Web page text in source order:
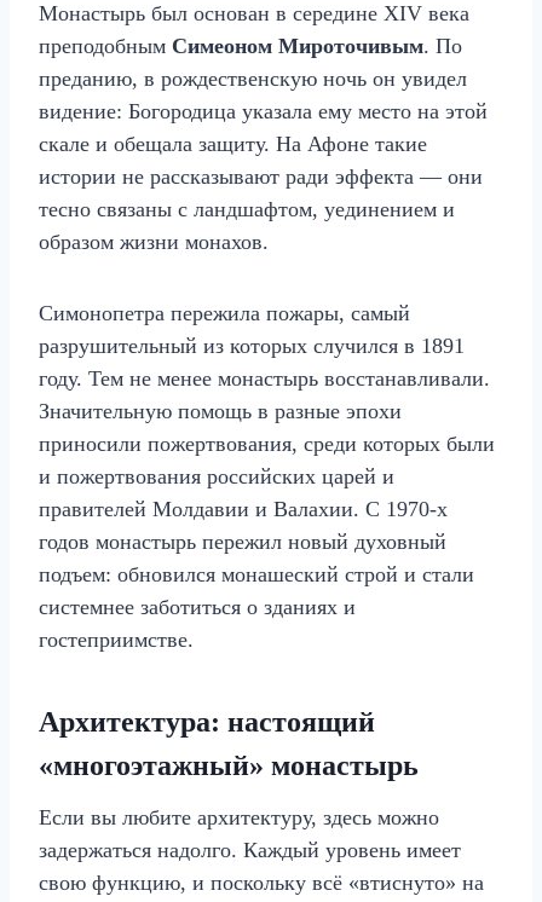
Монастырь был основан в середине XIV века
преподобным Симеоном Мироточивым. По
преданию, в рождественскую ночь он увидел
видение: Богородица указала ему место на этой
скале и обещала защиту. На Афоне такие
истории не рассказывают ради эффекта — они
тесно связаны с ландшафтом, уединением и
образом жизни монахов.
Симонопетра пережила пожары, самый
разрушительный из которых случился в 1891
году. Тем не менее монастырь восстанавливали.
Значительную помощь в разные эпохи
приносили пожертвования, среди которых были
и пожертвования российских царей и
правителей Молдавии и Валахии. С 1970‑х
годов монастырь пережил новый духовный
подъем: обновился монашеский строй и стали
системнее заботиться о зданиях и
гостеприимстве.
Архитектура: настоящий
«многоэтажный» монастырь
Если вы любите архитектуру, здесь можно
задержаться надолго. Каждый уровень имеет
свою функцию, и поскольку всё «втиснуто» на